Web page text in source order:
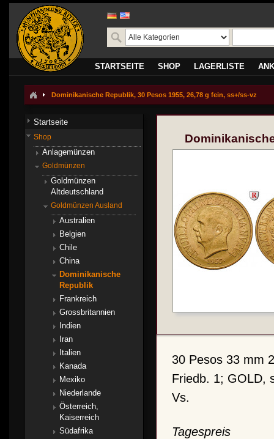
STARTSEITE SHOP LAGERLISTE
Dominikanische Republik, 30 Pesos 1955, 26,78 g fein, ss+/ss-vz
30 Pesos 33 mm
Friedb. 1; GOLD,
Vs.
Tagespreis
Startseite
Shop
Anlagemünzen
Goldmünzen
Goldmünzen
Altdeutschland
Goldmünzen Ausland
Australien
Belgien
Chile
China
Dominikanische
Republik
Frankreich
Grossbritannien
Indien
Iran
Italien
Kanada
Mexiko
Niederlande
Österreich,
Kaiserreich
Südafrika